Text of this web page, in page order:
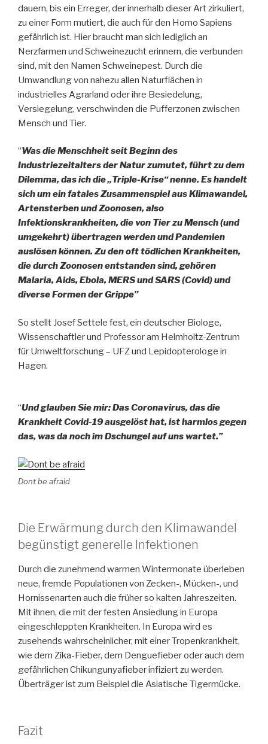
dauern, bis ein Erreger, der innerhalb dieser Art zirkuliert,
zu einer Form mutiert, die auch für den Homo Sapiens
gefährlich ist. Hier braucht man sich lediglich an
Nerzfarmen und Schweinezucht erinnern, die verbunden
sind, mit den Namen Schweinepest. Durch die
Umwandlung von nahezu allen Naturflächen in
industrielles Agrarland oder ihre Besiedelung,
Versiegelung, verschwinden die Pufferzonen zwischen
Mensch und Tier.
“Was die Menschheit seit Beginn des
Industriezeitalters der Natur zumutet, führt zu dem
Dilemma, das ich die „Triple-Krise“ nenne. Es handelt
sich um ein fatales Zusammenspiel aus Klimawandel,
Artensterben und Zoonosen, also
Infektionskrankheiten, die von Tier zu Mensch (und
umgekehrt) übertragen werden und Pandemien
auslösen können. Zu den oft tödlichen Krankheiten,
die durch Zoonosen entstanden sind, gehören
Malaria, Aids, Ebola, MERS und SARS (Covid) und
diverse Formen der Grippe”
So stellt Josef Settele fest, ein deutscher Biologe,
Wissenschaftler und Professor am Helmholtz-Zentrum
für Umweltforschung – UFZ und Lepidopterologe in
Hagen.
“Und glauben Sie mir: Das Coronavirus, das die
Krankheit Covid-19 ausgelöst hat, ist harmlos gegen
das, was da noch im Dschungel auf uns wartet.”
Dont be afraid
Die Erwärmung durch den Klimawandel
begünstigt generelle Infektionen
Durch die zunehmend warmen Wintermonate überleben
neue, fremde Populationen von Zecken-, Mücken-, und
Hornissenarten auch die früher so kalten Jahreszeiten.
Mit ihnen, die mit der festen Ansiedlung in Europa
eingeschleppten Krankheiten. In Europa wird es
zusehends wahrscheinlicher, mit einer Tropenkrankheit,
wie dem Zika-Fieber, dem Denguefieber oder auch dem
gefährlichen Chikungunyafieber infiziert zu werden.
Überträger ist zum Beispiel die Asiatische Tigermücke.
Fazit